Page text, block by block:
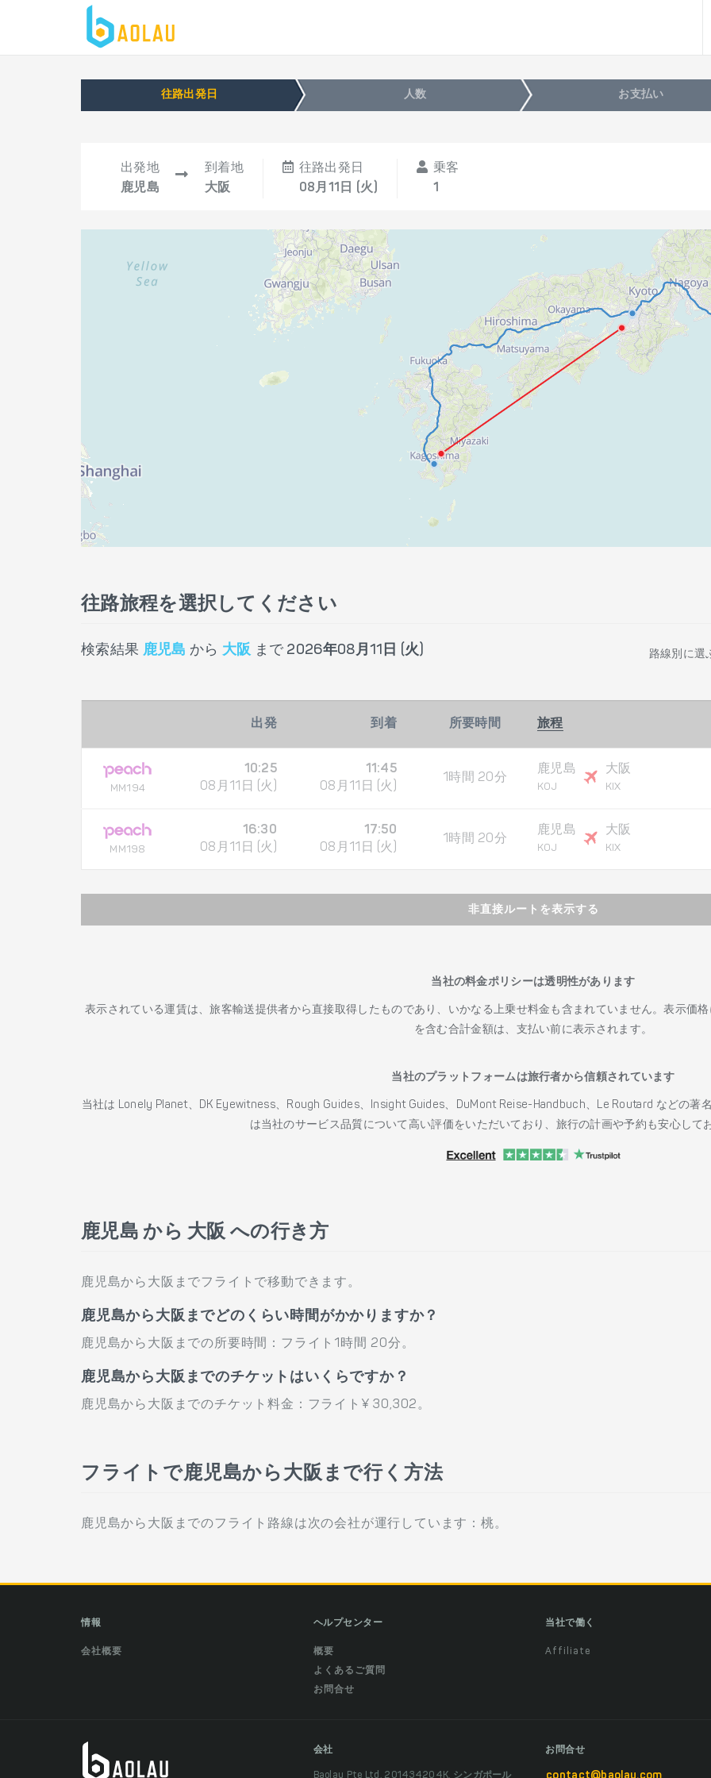
往路出発日 人数 お支払い
出発地
鹿児島
到着地
大阪
往路出発日
08月11日 (火)
乗客
1
往路旅程を選択してください
検索結果 鹿児島 から 大阪まで 2026年08月11日 (火) 路線別に選
出発 到着 所要時間 旅程
MM194
10:25
08月11日 (火)
11:45
08月11日 (火)
1時間 20分
鹿児島
KOJ
大阪
KIX
MM198
16:30
08月11日 (火)
17:50
08月11日 (火)
1時間 20分
鹿児島
KOJ
大阪
KIX
非直接ルートを表示する
当社の料金ポリシーは透明性があります
表示されている運賃は、旅客輸送提供者から直接取得したものであり、いかなる上乗せ料金も含まれていません。表示価
を含む合計金額は、支払い前に表示されます。
当社のプラットフォームは旅行者から信頼されています
当社は Lonely Planet、DK Eyewitness、Rough Guides、Insight Guides、DuMont Reise-Handbuch、Le Routard などの著
は当社のサービス品質について高い評価をいただいており、旅行の計画や予約も安心して
鹿児島 から 大阪 への行き方
鹿児島から大阪までフライトで移動できます。
鹿児島から大阪までどのくらい時間がかかりますか？
鹿児島から大阪までの所要時間：フライト1時間 20分。
鹿児島から大阪までのチケットはいくらですか？
鹿児島から大阪までのチケット料金：フライト¥ 30,302。
フライトで鹿児島から大阪まで行く方法
鹿児島から大阪までのフライト路線は次の会社が運行しています：桃。
情報
会社概要
ヘルプセンター
概要
よくあるご質問
お問合せ
当社で働く
Affiliate
会社
Baolau Pte Ltd, 201434204K, シンガポール
お問合せ